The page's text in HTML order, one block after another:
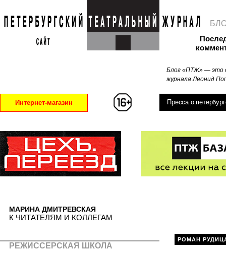
Блог «ПТЖ» — это
журнала Леонид
Интернет-магазин Пресса о
РОМАН
МАРИНА ДМИТРЕВСКАЯ
К ЧИТАТЕЛЯМ И КОЛЛЕГАМ
РЕЖИССЕРСКАЯ ШКОЛА